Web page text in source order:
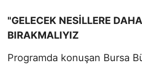
"GELECEK NESİLLERE
BIRAKMALIYIZ
Programda konuşan Bursa